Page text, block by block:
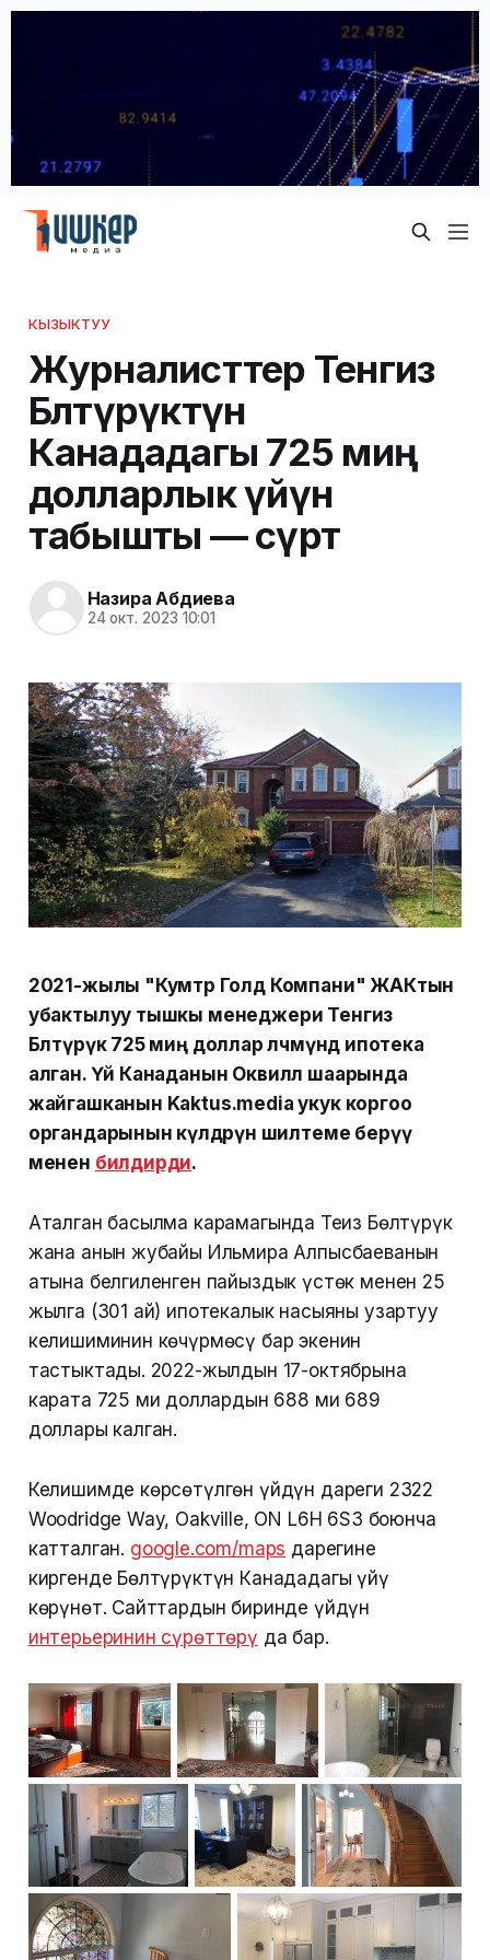
КЫЗЫКТУУ
Журналисттер Тенгиз
Бөлтүрүктүн
Канададагы 725 миң
долларлык үйүн
табышты — сүрөт
Назира Абдиева
24 окт. 2023 10:01
2021-жылы "Кумтөр Голд Компани" ЖАКтын
убактылуу тышкы менеджери Тенгиз
Бөлтүрүк 725 миң доллар өлчөмүндө ипотека
алган. Үй Канаданын Оквилл шаарында
жайгашканын Kaktus.media укук коргоо
органдарынын өкүлдөрүнө шилтеме берүү
менен билдирди.
Аталган басылма карамагында Теңиз Бөлтүрүк
жана анын жубайы Ильмира Алпысбаеванын
атына белгиленген пайыздык үстөк менен 25
жылга (301 ай) ипотекалык насыяны узартуу
келишиминин көчүрмөсү бар экенин
тастыктады. 2022-жылдын 17-октябрына
карата 725 миң доллардын 688 миң 689
доллары калган.
Келишимде көрсөтүлгөн үйдүн дареги 2322
Woodridge Way, Oakville, ON L6H 6S3 боюнча
катталган. google.com/maps дарегине
киргенде Бөлтүрүктүн Канададагы үйү
көрүнөт. Сайттардын биринде үйдүн
интерьеринин сүрөттөрү да бар.